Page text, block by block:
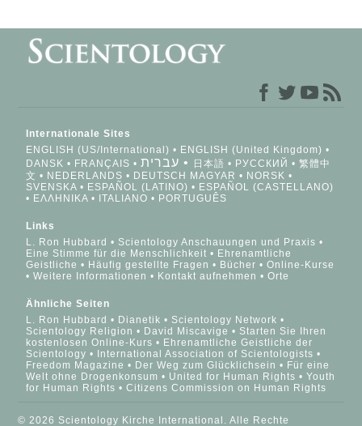
Internationale Sites
ENGLISH (US/International)
ENGLISH (United Kingdom)
DANSK
FRANÇAIS עברית 日本語 РУССКИЙ
繁體中
文
NEDERLANDS DEUTSCH MAGYAR
NORSK
SVENSKA
ESPAÑOL (LATINO)
ESPAÑOL (CASTELLANO)
ΕΛΛΗΝΙΚA
ITALIANO PORTUGUÊS
Links
L. Ron Hubbard
Scientology Anschauungen und Praxis
Eine Stimme für die Menschlichkeit
Ehrenamtliche
Geistliche
Häufig gestellte Fragen Bücher
Online-Kurse
Weitere Informationen
Kontakt aufnehmen Orte
Ähnliche Seiten
L. Ron Hubbard
Dianetik
Scientology Network
Scientology Religion
David Miscavige
Starten Sie Ihren
kostenlosen Online-Kurs
Ehrenamtliche Geistliche der
Scientology
International Association of Scientologists
Freedom Magazine
Der Weg zum Glücklichsein
Für eine
Welt ohne Drogenkonsum
United for Human Rights
Youth
for Human Rights
Citizens Commission on Human Rights
© 2026 Scientology Kirche International. Alle Rechte